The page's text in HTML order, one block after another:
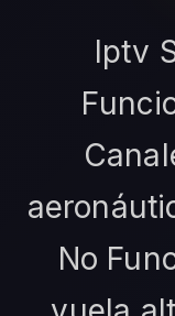
Iptv
No